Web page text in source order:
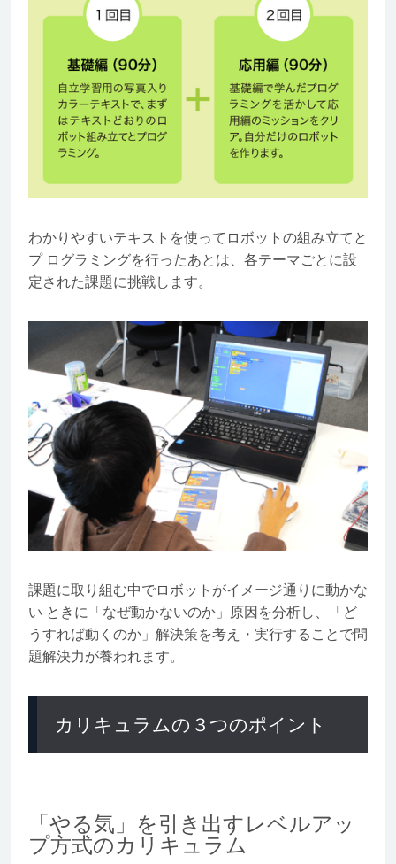
わかりやすいテキストを使ってロボットの組み立てと
プ ログラミングを行ったあとは、各テーマごとに設
定された課題に挑戦します。
課題に取り組む中でロボットがイメージ通りに動かな
い ときに「なぜ動かないのか」原因を分析し、「ど
うすれば動くのか」解決策を考え・実行することで問
題解決力が養われます。
カリキュラムの３つのポイント
「やる気」を引き出すレベルアッ
プ方式のカリキュラム